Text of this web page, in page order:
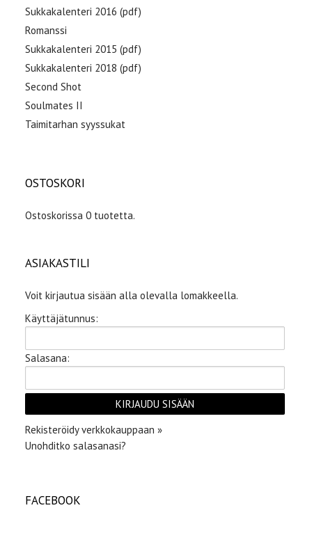
Sukkakalenteri 2016 (pdf)
Romanssi
Sukkakalenteri 2015 (pdf)
Sukkakalenteri 2018 (pdf)
Second Shot
Soulmates II
Taimitarhan syyssukat
OSTOSKORI
Ostoskorissa 0 tuotetta.
ASIAKASTILI
Voit kirjautua sisään alla olevalla lomakkeella.
Käyttäjätunnus:
Salasana:
Rekisteröidy verkkokauppaan »
Unohditko salasanasi?
FACEBOOK